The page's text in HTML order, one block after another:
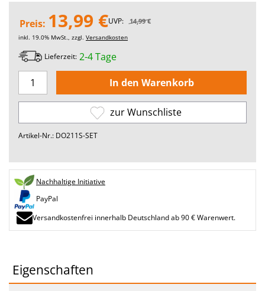
Preis: 13,99 €UVP: 14,99 €
inkl. 19.0% MwSt., zzgl. Versandkosten
Lieferzeit: 2-4 Tage
zur Wunschliste
Artikel-Nr.: DO211S-SET
Nachhaltige Initiative
PayPal
Versandkostenfrei innerhalb Deutschland ab 90 € Warenwert.
Eigenschaften